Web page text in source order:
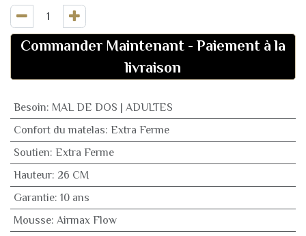
Commander Maintenant - Paiement à la
livraison
Besoin: MAL DE DOS | ADULTES
Confort du matelas: Extra Ferme
Soutien: Extra Ferme
Hauteur: 26 CM
Garantie: 10 ans
Mousse: Airmax Flow